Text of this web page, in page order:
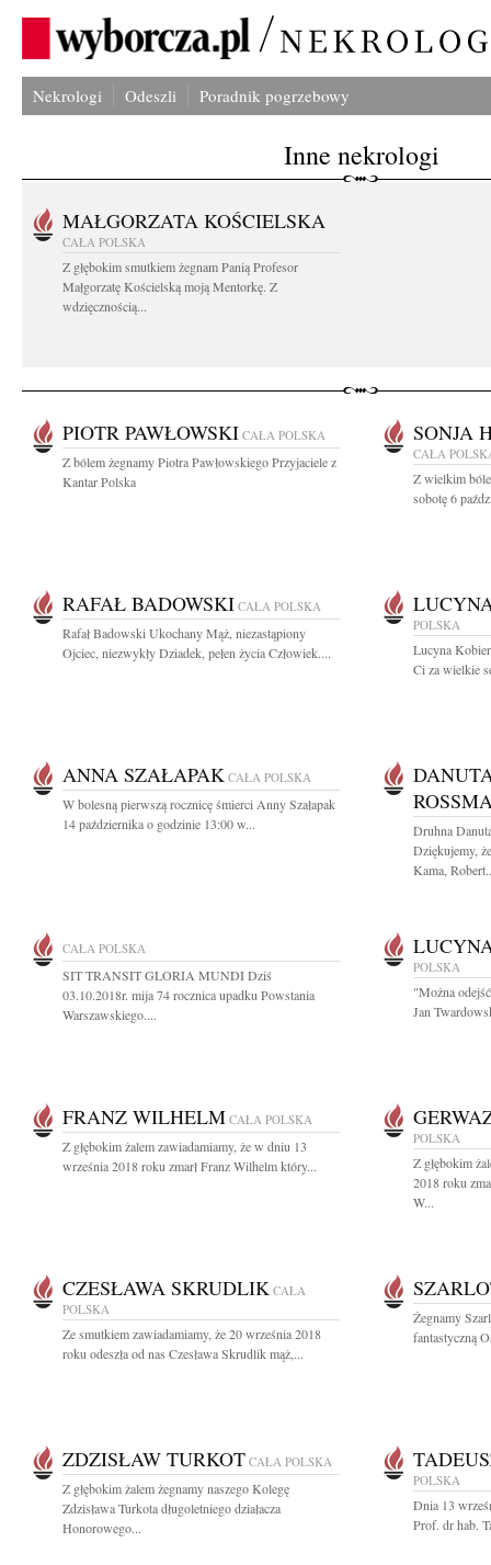
Nekrologi Odeszli Poradnik pogrzebowy
Inne nekrologi
MAŁGORZATA KOŚCIELSKA
CAŁA POLSKA
Z głębokim smutkiem żegnam Panią Profesor
Małgorzatę Kościelską moją Mentorkę. Z
wdzięcznością...
PIOTR PAWŁOWSKI CAŁA POLSKA
Z bólem żegnamy Piotra Pawłowskiego Przyjaciele z
Kantar Polska
SONJA
CAŁA
Z wielkim
sobotę 6
RAFAŁ BADOWSKI CAŁA POLSKA
Rafał Badowski Ukochany Mąż, niezastąpiony
Ojciec, niezwykły Dziadek, pełen życia Człowiek....
POLSKA
Lucyna
Ci za wielkie
ANNA SZAŁAPAK CAŁA POLSKA
W bolesną pierwszą rocznicę śmierci Anny Szałapak
14 października o godzinie 13:00 w...
Druhna
Dziękujemy,
Kama,
CAŁA POLSKA
SIT TRANSIT GLORIA MUNDI Dziś
03.10.2018r. mija 74 rocznica upadku Powstania
Warszawskiego....
POLSKA
"Można
Jan
FRANZ WILHELM CAŁA POLSKA
Z głębokim żalem zawiadamiamy, że w dniu 13
września 2018 roku zmarł Franz Wilhelm który...
POLSKA
Z głębokim
2018 roku
W...
CZESŁAWA SKRUDLIK CAŁA
POLSKA
Ze smutkiem zawiadamiamy, że 20 września 2018
roku odeszła od nas Czesława Skrudlik mąż,...
Żegnamy
fantastyczną
ZDZISŁAW TURKOT CAŁA POLSKA
Z głębokim żalem żegnamy naszego Kolegę
Zdzisława Turkota długoletniego działacza
Honorowego...
POLSKA
Dnia 13
Prof. dr hab.